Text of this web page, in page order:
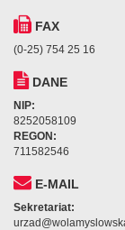
FAX
(0-25) 754 25 16
DANE
NIP:
8252058109
REGON:
711582546
E-MAIL
Sekretariat: